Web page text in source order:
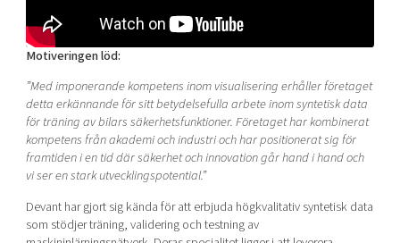
Motiveringen löd:
”Med imponerande kompetens inom visualisering erhåller företaget
detta erkännande för sitt betydelsefulla arbete inom syntetisk data
för träning av bilars säkerhetsfunktioner. Företaget har kombinerat
kompetens från akademi och industri och har positionerat sig för
framtiden i en tid där säkerhet och innovation går hand i hand och
vi ser en stark utvecklingspotential.”
Devant har gjort sig kända för att erbjuda högkvalitativ syntetisk data
som stödjer träning, validering och testning av